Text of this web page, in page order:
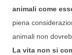
animali come
piena
animali non
La vita non si